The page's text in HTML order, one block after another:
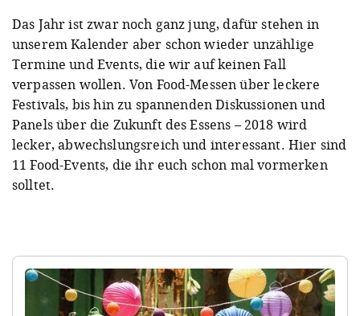
Das Jahr ist zwar noch ganz jung, dafür stehen in
unserem Kalender aber schon wieder unzählige
Termine und Events, die wir auf keinen Fall
verpassen wollen. Von Food-Messen über leckere
Festivals, bis hin zu spannenden Diskussionen und
Panels über die Zukunft des Essens – 2018 wird
lecker, abwechslungsreich und interessant. Hier sind
11 Food-Events, die ihr euch schon mal vormerken
solltet.